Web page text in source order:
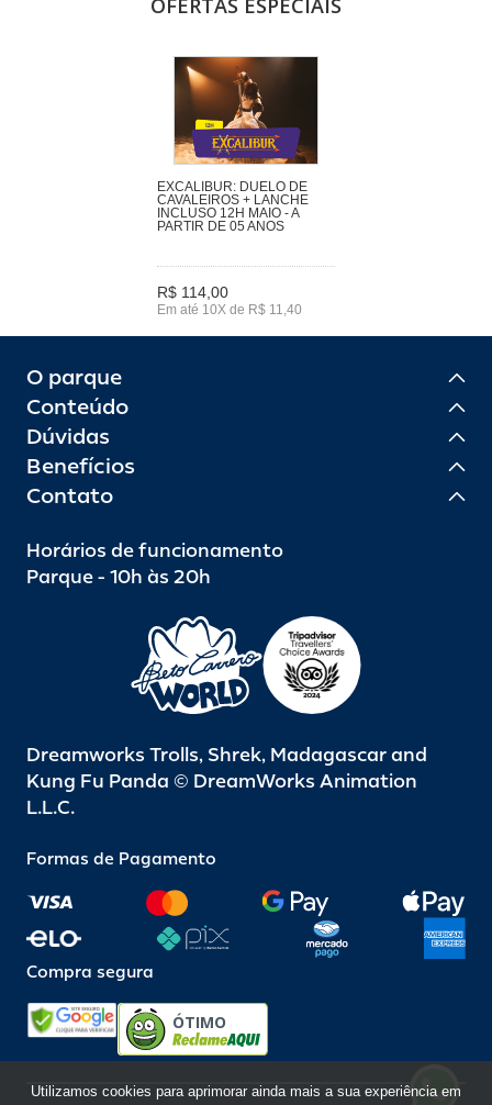
EXCALIBUR: DUELO DE
CAVALEIROS + LANCHE
INCLUSO 12H MAIO - A
PARTIR DE 05 ANOS
R$ 114,00
Em até 10X de R$ 11,40
O parque
Conteúdo
Dúvidas
Benefícios
Contato
Horários de funcionamento
Parque - 10h às 20h
Dreamworks Trolls, Shrek, Madagascar and
Kung Fu Panda © DreamWorks Animation
L.L.C.
Formas de Pagamento
Compra segura
ÓTIMO
Utilizamos cookies para aprimorar ainda mais a sua experiência em